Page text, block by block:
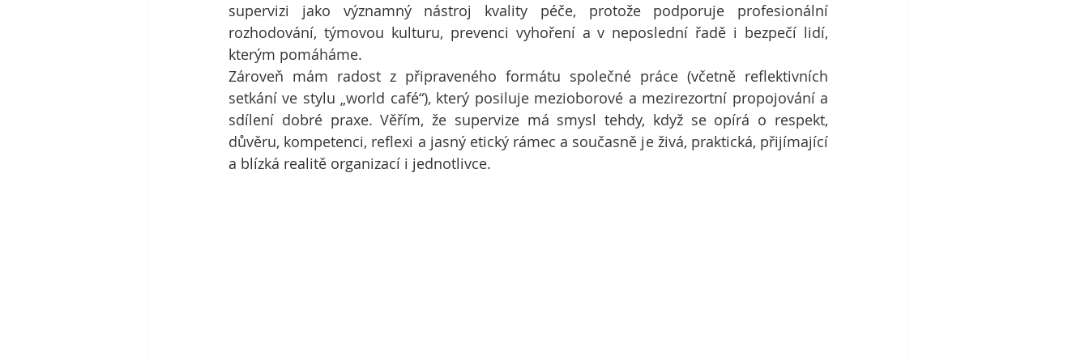
supervizi jako významný nástroj kvality péče, protože podporuje profesionální
rozhodování, týmovou kulturu, prevenci vyhoření a v neposlední řadě i bezpečí lidí,
kterým pomáháme.
Zároveň mám radost z připraveného formátu společné práce (včetně reflektivních
setkání ve stylu „world café“), který posiluje mezioborové a mezirezortní propojování a
sdílení dobré praxe. Věřím, že supervize má smysl tehdy, když se opírá o respekt,
důvěru, kompetenci, reflexi a jasný etický rámec a současně je živá, praktická, přijímající
a blízká realitě organizací i jednotlivce.